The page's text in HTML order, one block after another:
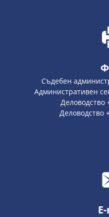
Съдебен
Административен
Деловодство
Деловодство